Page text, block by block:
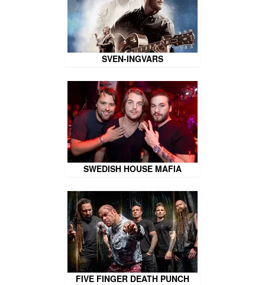
SVEN-INGVARS
SWEDISH HOUSE MAFIA
FIVE FINGER DEATH PUNCH